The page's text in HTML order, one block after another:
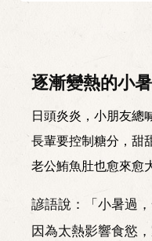
逐漸變熱的小
日頭炎炎，小朋友總
長輩要控制糖分，甜
老公鮪魚肚也愈來愈
諺語說：「小暑過，
因為太熱影響食慾